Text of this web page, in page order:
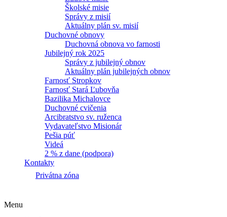
Školské misie
Správy z misií
Aktuálny plán sv. misií
Duchovné obnovy
Duchovná obnova vo farnosti
Jubilejný rok 2025
Správy z jubilejný obnov
Aktuálny plán jubilejných obnov
Farnosť Stropkov
Farnosť Stará Ľubovňa
Bazilika Michalovce
Duchovné cvičenia
Arcibratstvo sv. ruženca
Vydavateľstvo Misionár
Pešia púť
Videá
2 % z dane (podpora)
Kontakty
Privátna zóna
Menu